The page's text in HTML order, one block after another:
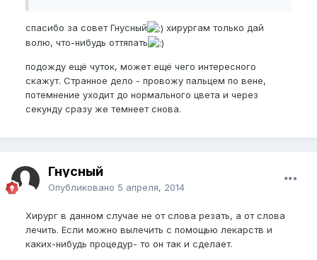
спасибо за совет Гнусный
хирургам только дай
волю, что-нибудь оттяпать
подожду ещё чуток, может ещё чего интересного
скажут. Странное дело - провожу пальцем по вене,
потемнение уходит до нормального цвета и через
секунду сразу же темнеет снова.
Гнусный
Опубликовано 5 апреля, 2014
Хирург в данном случае не от слова резать, а от слова
лечить. Если можно вылечить с помощью лекарств и
каких-нибудь процедур- то он так и сделает.